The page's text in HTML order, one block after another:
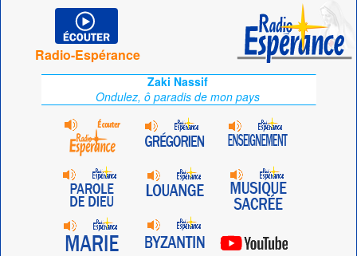
Radio-Espérance
Zaki Nassif
Ondulez, ô paradis de mon pays